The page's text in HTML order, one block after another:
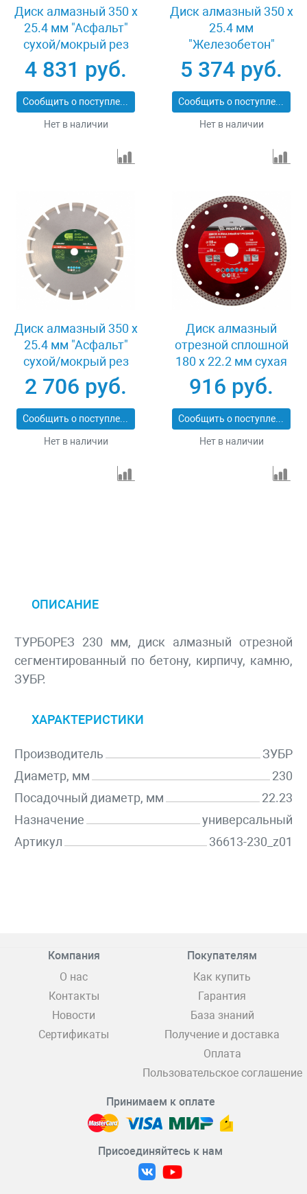
Диск алмазный 350 х
25.4 мм "Асфальт"
сухой/мокрый рез
Pro Matrix 731073
4 831 руб.
Сообщить о поступлении
Нет в наличии
Диск алмазный 350 х
25.4 мм
"Железобетон"
сухой/мокрый рез
Pro Matrix 731103
5 374 руб.
Сообщить о поступлении
Нет в наличии
Диск алмазный 350 х
25.4 мм "Асфальт"
сухой/мокрый рез
Сибртех 731013
2 706 руб.
Сообщить о поступлении
Нет в наличии
Диск алмазный
отрезной сплошной
180 х 22.2 мм сухая
резка Matrix
Professional 73128
916 руб.
Сообщить о поступлении
Нет в наличии
ОПИСАНИЕ
ТУРБОРЕЗ 230 мм, диск алмазный отрезной
сегментированный по бетону, кирпичу, камню,
ЗУБР.
ХАРАКТЕРИСТИКИ
Производитель
ЗУБР
Диаметр, мм
230
Посадочный диаметр, мм
22.23
Назначение
универсальный
Артикул
36613-230_z01
Компания
О нас
Контакты
Новости
Сертификаты
Покупателям
Как купить
Гарантия
База знаний
Получение и доставка
Оплата
Пользовательское соглашение
Принимаем к оплате
Присоединяйтесь к нам